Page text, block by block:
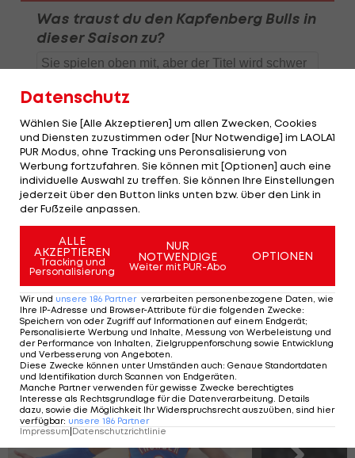
NBA plant
Regeländerung im
Draft-System
Die 30 bestbezahlten Spieler der NBA
SLIDESHOW
Datenschutz
Wählen Sie [Alle Akzeptieren] um allen Zwecken, Cookies
und Diensten zuzustimmen oder [Nur Notwendige] im LAOLA1
PUR Modus, ohne Tracking uns Peronsalisierung von
Werbung fortzufahren. Sie können mit [Optionen] auch eine
individuelle Auswahl zu treffen. Sie können Ihre Einstellungen
jederzeit über den Button links unten bzw. über den Link in
der Fußzeile anpassen.
ALLE
AKZEPTIEREN
Tracking und
Personalisierung
NUR
NOTWENDIGE
Weiter mit PUR-Abo
OPTIONEN
Wir und unsere 186 Partner verarbeiten personenbezogene Daten, wie
Ihre IP-Adresse und Browser-Attribute für die folgenden Zwecke:
Speichern von oder Zugriff auf Informationen auf einem Endgerät;
Personalisierte Werbung und Inhalte, Messung von Werbeleistung und
der Performance von Inhalten, Zielgruppenforschung sowie Entwicklung
und Verbesserung von Angeboten.
Diese Zwecke können unter Umständen auch: Genaue Standortdaten
und Identifikation durch Scannen von Endgeräten.
Manche Partner verwenden für gewisse Zwecke berechtigtes
Interesse als Rechtsgrundlage für die Datenverarbeitung. Details
dazu, sowie die Möglichkeit Ihr Widerspruchsrecht auszuüben, sind hier
verfügbar: unsere 186 Partner
Impressum Datenschutzrichtlinie